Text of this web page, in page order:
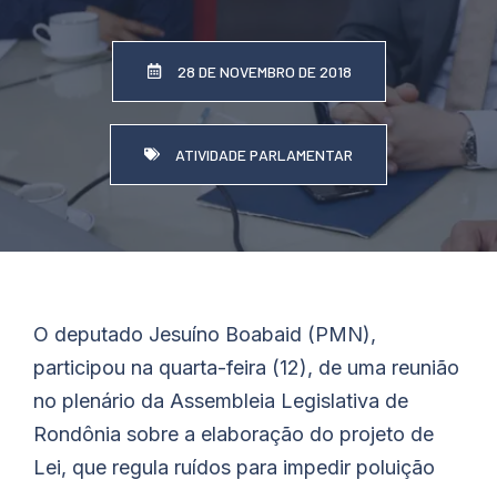
28 DE NOVEMBRO DE 2018
ATIVIDADE PARLAMENTAR
O deputado Jesuíno Boabaid (PMN),
participou na quarta-feira (12), de uma reunião
no plenário da Assembleia Legislativa de
Rondônia sobre a elaboração do projeto de
Lei, que regula ruídos para impedir poluição